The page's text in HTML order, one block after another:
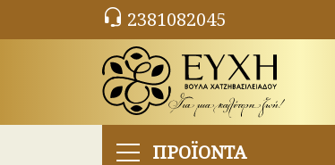
2381082045
ΠΡΟΪΟΝΤΑ